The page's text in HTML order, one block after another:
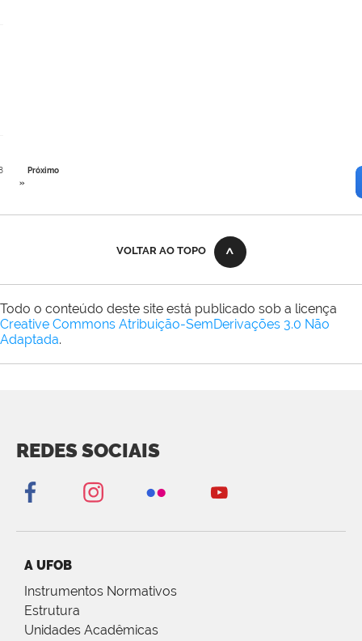
Próximo
»
VOLTAR AO TOPO
Todo o conteúdo deste site está publicado sob a licença
Creative Commons Atribuição-SemDerivações 3.0 Não
Adaptada.
REDES SOCIAIS
A UFOB
Instrumentos Normativos
Estrutura
Unidades Acadêmicas